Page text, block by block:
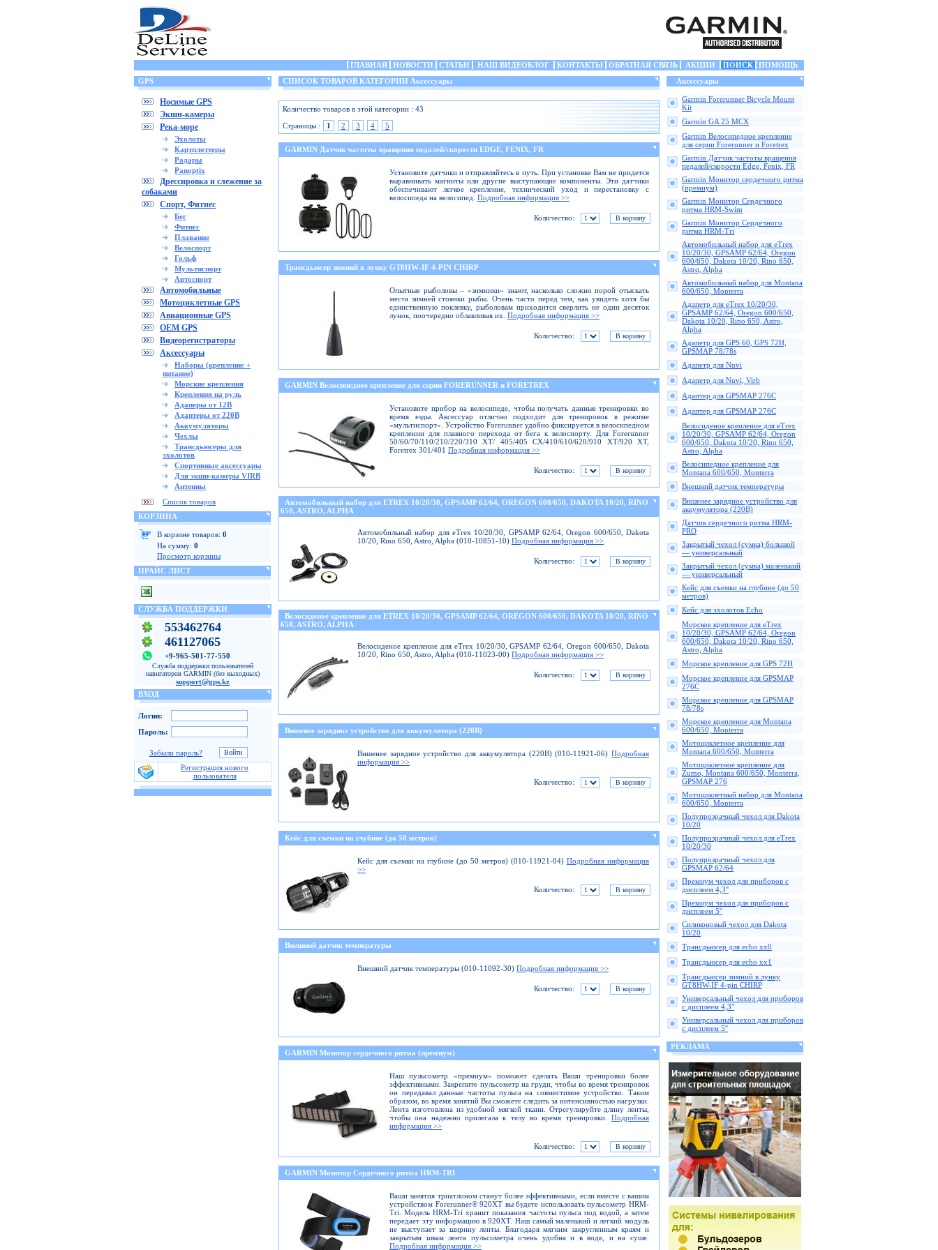
ГЛАВНАЯ НОВОСТИ СТАТЬИ НАШ ВИДЕОБЛОГ КОНТАКТЫ ОБРАТНАЯ СВЯЗЬ АКЦИИ ПОИСК
ПОМОЩЬ
GPS
Носимые GPS
Экшн-камеры
Река-море
Эхолоты
Картплоттеры
Радары
Panoptix
Дрессировка и слежение за
собаками
Спорт, Фитнес
Бег
Фитнес
Плавание
Велоспорт
Гольф
Мультиспорт
Автоспорт
Автомобильные
Мотоциклетные GPS
Авиационные GPS
OEM GPS
Видеорегистраторы
Аксессуары
Наборы (крепление +
питание)
Морские крепления
Крепления на руль
Адаперы от 12В
Адаптеры от 220В
Аккумуляторы
Чехлы
Трансдьюсеры для
эхолотов
Спортивные аксессуары
Для экшн-камеры VIRB
Антенны
Список товаров
КОРЗИНА
В корзине товаров: 0
На сумму: 0
Просмотр корзины
ПРАЙС ЛИСТ
СЛУЖБА ПОДДЕРЖКИ
553462764
461127065
+9-965-501-77-550
Служба поддержки пользователей
навигаторов GARMIN (без выходных)
support@gps.kz
ВХОД
Логин:
Пароль:
Забыли пароль?
Регистрация нового
пользователя
СПИСОК ТОВАРОВ КАТЕГОРИИ Аксессуары
Количество товаров в этой категории : 43
Страницы :
1 2 3 4 5
GARMIN Датчик частоты вращения педалей/скорости EDGE, FENIX, FR
Установите датчики и отправляйтесь в путь. При установке Вам не придется
выравнивать магниты или другие выступающие компоненты. Эти датчики
обеспечивают легкое крепление, технический уход и перестановку с
велосипеда на велосипед. Подробная информация >>
Количество:
Трансдьюсер зимний в лунку GT8HW-IF 4-PIN CHIRP
Опытные рыболовы – «зимники» знают, насколько сложно порой отыскать
места зимней стоянки рыбы. Очень часто перед тем, как увидеть хотя бы
единственную поклевку, рыболовам приходится сверлить не один десяток
лунок, поочередно облавливая их. Подробная информация >>
Количество:
GARMIN Велосипедное крепление для серии FORERUNNER и FORETREX
Установите прибор на велосипеде, чтобы получать данные тренировки во
время езды. Аксессуар отлично подходит для тренировок в режиме
«мультиспорт». Устройство Forerunner удобно фиксируется в велосипедном
креплении для плавного перехода от бега к велоспорту. Для Forerunner
50/60/70/110/210/220/310 ХТ/ 405/405 СХ/410/610/620/910 ХТ/920 XT,
Foretrex 301/401 Подробная информация >>
Количество:
Автомобильный набор для ETREX 10/20/30, GPSAMP 62/64, OREGON 600/650, DAKOTA 10/20, RINO
650, ASTRO, ALPHA
Автомобильный набор для eTrex 10/20/30, GPSAMP 62/64, Oregon 600/650, Dakota
10/20, Rino 650, Astro, Alpha (010-10851-10) Подробная информация >>
Количество:
Велосиденое крепление для ETREX 10/20/30, GPSAMP 62/64, OREGON 600/650, DAKOTA 10/20, RINO
650, ASTRO, ALPHA
Велосиденое крепление для eTrex 10/20/30, GPSAMP 62/64, Oregon 600/650, Dakota
10/20, Rino 650, Astro, Alpha (010-11023-00) Подробная информация >>
Количество:
Вншенее зарядное устройство для аккумулятора (220В)
Вншенее зарядное устройство для аккумулятора (220В) (010-11921-06) Подробная
информация >>
Количество:
Кейс для съемки на глубине (до 50 метров)
Кейс для съемки на глубине (до 50 метров) (010-11921-04) Подробная информация
>>
Количество:
Внешний датчик температуры
Внешний датчик температуры (010-11092-30) Подробная информация >>
Количество:
GARMIN Монитор сердечного ритма (премиум)
Наш пульсометр «премиум» поможет сделать Ваши тренировки более
эффективными. Закрепите пульсометр на груди, чтобы во время тренировок
он передавал данные частоты пульса на совместимое устройство. Таким
образом, во время занятий Вы сможете следить за интенсивностью нагрузки.
Лента изготовлена из удобной мягкой ткани. Отрегулируйте длину ленты,
чтобы она надежно прилегала к телу во время тренировки. Подробная
информация >>
Количество:
GARMIN Монитор Сердечного ритма HRM-TRI
Ваши занятия триатлоном станут более эффективными, если вместе с вашим
устройством Forerunner® 920XT вы будете использовать пульсометр HRM-
Tri. Модель HRM-Tri хранит показания частоты пульса под водой, а затем
передает эту информацию в 920XT. Наш самый маленький и легкий модуль
не выступает за ширину ленты. Благодаря мягким закругленным краям и
закрытым швам лента пульсометра очень удобна и в воде, и на суше.
Подробная информация >>
Аксессуары
Garmin Forerunner Bicycle Mount
Kit
Garmin GA 25 MCX
Garmin Велосипедное крепление
для серии Forerunner и Foretrex
Garmin Датчик частоты вращения
педалей/скорости Edge, Fenix, FR
Garmin Монитор сердечного ритма
(премиум)
Garmin Монитор Сердечного
ритма HRM-Swim
Garmin Монитор Сердечного
ритма HRM-Tri
Автомобильный набор для eTrex
10/20/30, GPSAMP 62/64, Oregon
600/650, Dakota 10/20, Rino 650,
Astro, Alpha
Автомобильный набор для Montana
600/650, Monterra
Адапетр для eTrex 10/20/30,
GPSAMP 62/64, Oregon 600/650,
Dakota 10/20, Rino 650, Astro,
Alpha
Адапетр для GPS 60, GPS 72H,
GPSMAP 78/78s
Адапетр для Nuvi
Адапетр для Nuvi, Virb
Адаптер для GPSMAP 276C
Адаптер для GPSMAP 276C
Велосиденое крепление для eTrex
10/20/30, GPSAMP 62/64, Oregon
600/650, Dakota 10/20, Rino 650,
Astro, Alpha
Велосипедное крепление для
Montana 600/650, Monterra
Внешний датчик температуры
Вншенее зарядное устройство для
аккумулятора (220В)
Датчик сердечного ритма HRM-
PRO
Закрытый чехол (сумка) большой
— универсальный
Закрытый чехол (сумка) маленький
— универсальный
Кейс для съемки на глубине (до 50
метров)
Кейс для эхолотов Echo
Морское крепление для eTrex
10/20/30, GPSAMP 62/64, Oregon
600/650, Dakota 10/20, Rino 650,
Astro, Alpha
Морское крепление для GPS 72H
Морское крепление для GPSMAP
276C
Морское крепление для GPSMAP
78/78s
Морское крепление для Montana
600/650, Monterra
Мотоциклетное крепление для
Montana 600/650, Monterra
Мотоциклетное крепление для
Zumo, Montana 600/650, Monterra,
GPSMAP 276
Мотоциклетный набор для Montana
600/650, Monterra
Полупрозрачный чехол для Dakota
10/20
Полупрозрачный чехол для eTrex
10/20/30
Полупрозрачный чехол для
GPSMAP 62/64
Премиум чехол для приборов с
дисплеем 4,3''
Премиум чехол для приборов с
дисплеем 5''
Силиконовый чехол для Dakota
10/20
Трансдьюсер для echo xx0
Трансдьюсер для echo xx1
Трансдьюсер зимний в лунку
GT8HW-IF 4-pin CHIRP
Универсальный чехол для приборов
с дисплеем 4,3''
Универсальный чехол для приборов
с дисплеем 5''
РЕКЛАМА